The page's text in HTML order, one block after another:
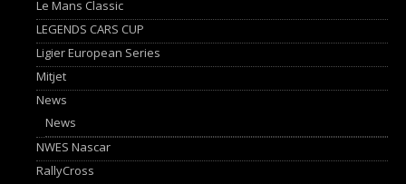
Le Mans Classic
LEGENDS CARS CUP
Ligier European Series
Mitjet
News
News
NWES Nascar
RallyCross